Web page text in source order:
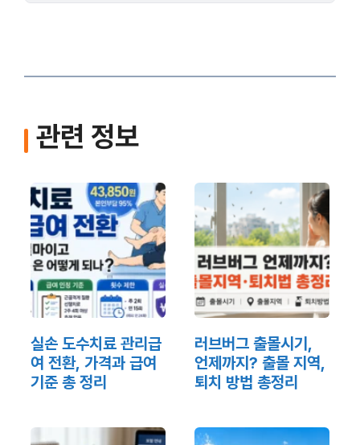
관련 정보
실손 도수치료 관리급
여 전환, 가격과 급여
기준 총 정리
러브버그 출몰시기,
언제까지? 출몰 지역,
퇴치 방법 총정리